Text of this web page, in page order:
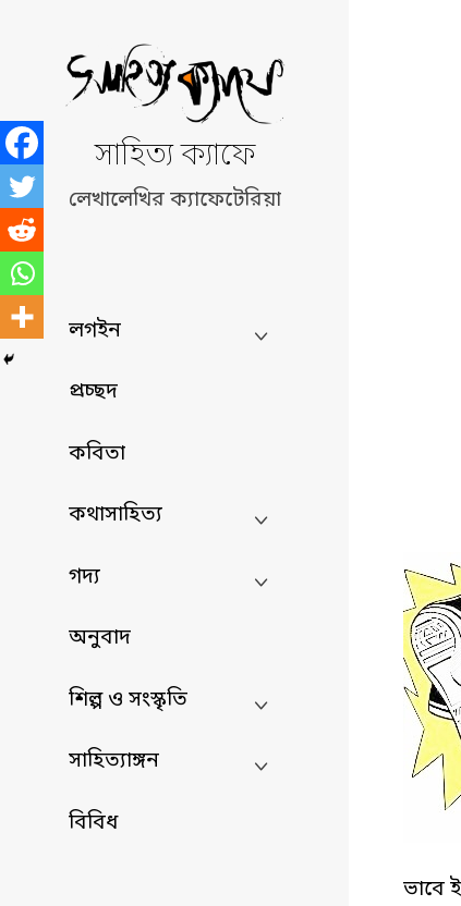
content
সাহিত্য ক্যাফে
লেখালেখির ক্যাফেটেরিয়া
লগইন
প্রচ্ছদ
কবিতা
কথাসাহিত্য
গদ্য
অনুবাদ
শিল্প ও সংস্কৃতি
সাহিত্যাঙ্গন
বিবিধ
ভাবে